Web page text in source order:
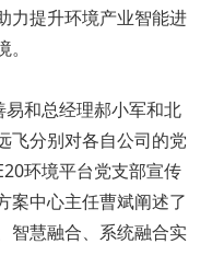
力提升环境产业智能进
和总经理郝小军和北
飞分别对各自公司的党
环境平台党支部宣传
案中心主任曹斌阐述了
智慧融合、系统融合实